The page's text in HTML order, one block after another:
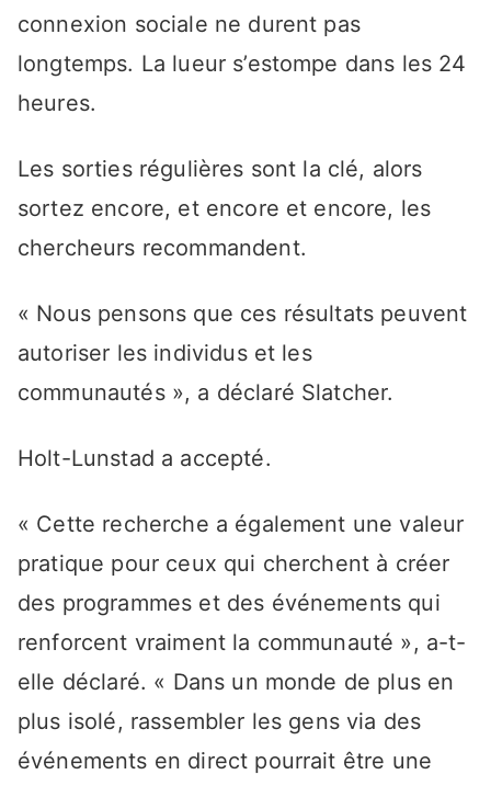
connexion sociale ne durent pas
longtemps. La lueur s’estompe dans les 24
heures.
Les sorties régulières sont la clé, alors
sortez encore, et encore et encore, les
chercheurs recommandent.
« Nous pensons que ces résultats peuvent
autoriser les individus et les
communautés », a déclaré Slatcher.
Holt-Lunstad a accepté.
« Cette recherche a également une valeur
pratique pour ceux qui cherchent à créer
des programmes et des événements qui
renforcent vraiment la communauté », a-t-
elle déclaré. « Dans un monde de plus en
plus isolé, rassembler les gens via des
événements en direct pourrait être une